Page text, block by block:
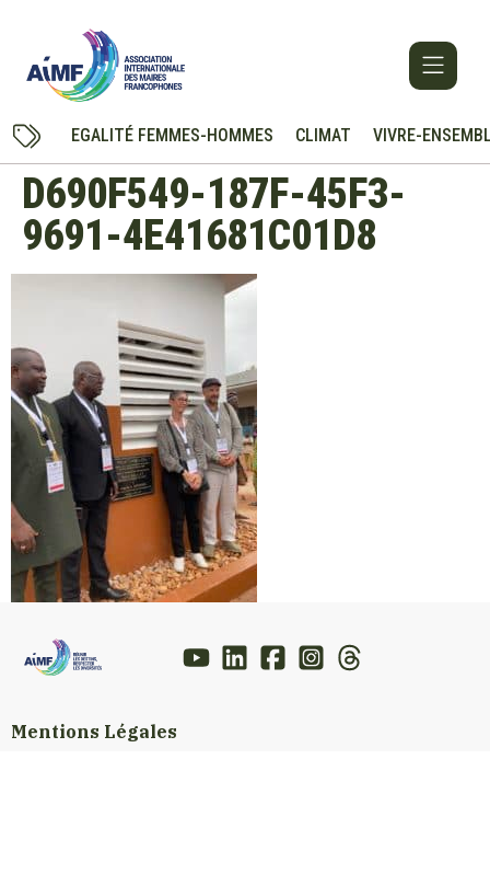
EGALITÉ FEMMES-HOMMES CLIMAT VIVRE-
D690F549-187F-45F3-
9691-4E41681C01D8
Mentions Légales